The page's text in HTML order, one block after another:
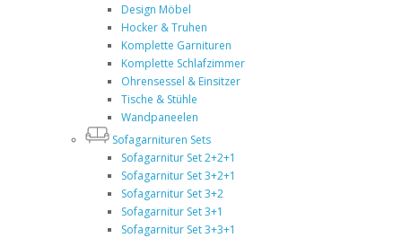
Design Möbel
Hocker & Truhen
Komplette Garnituren
Komplette Schlafzimmer
Ohrensessel & Einsitzer
Tische & Stühle
Wandpaneelen
Sofagarnituren Sets
Sofagarnitur Set 2+2+1
Sofagarnitur Set 3+2+1
Sofagarnitur Set 3+2
Sofagarnitur Set 3+1
Sofagarnitur Set 3+3+1